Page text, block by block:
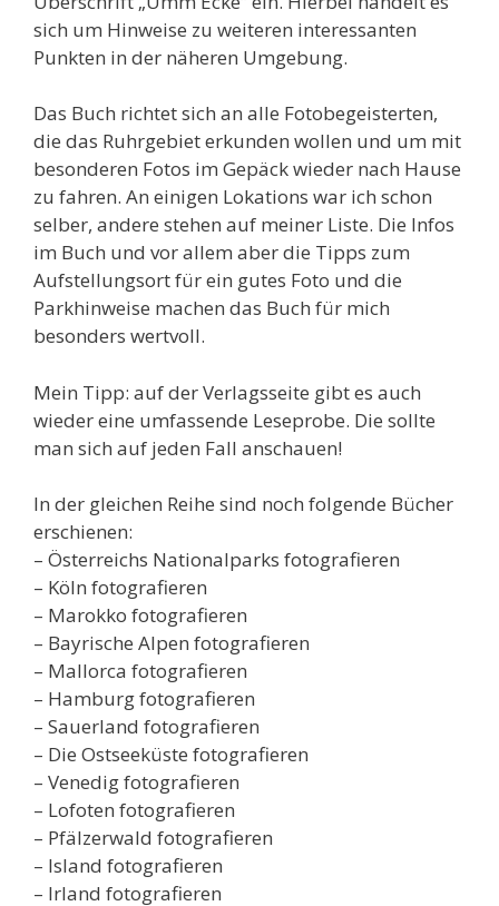
sich um Hinweise zu weiteren interessanten
Punkten in der näheren Umgebung.
Das Buch richtet sich an alle Fotobegeisterten,
die das Ruhrgebiet erkunden wollen und um mit
besonderen Fotos im Gepäck wieder nach Hause
zu fahren. An einigen Lokations war ich schon
selber, andere stehen auf meiner Liste. Die Infos
im Buch und vor allem aber die Tipps zum
Aufstellungsort für ein gutes Foto und die
Parkhinweise machen das Buch für mich
besonders wertvoll.
Mein Tipp: auf der Verlagsseite gibt es auch
wieder eine umfassende Leseprobe. Die sollte
man sich auf jeden Fall anschauen!
In der gleichen Reihe sind noch folgende Bücher
erschienen:
– Österreichs Nationalparks fotografieren
– Köln fotografieren
– Marokko fotografieren
– Bayrische Alpen fotografieren
– Mallorca fotografieren
– Hamburg fotografieren
– Sauerland fotografieren
– Die Ostseeküste fotografieren
– Venedig fotografieren
– Lofoten fotografieren
– Pfälzerwald fotografieren
– Island fotografieren
– Irland fotografieren